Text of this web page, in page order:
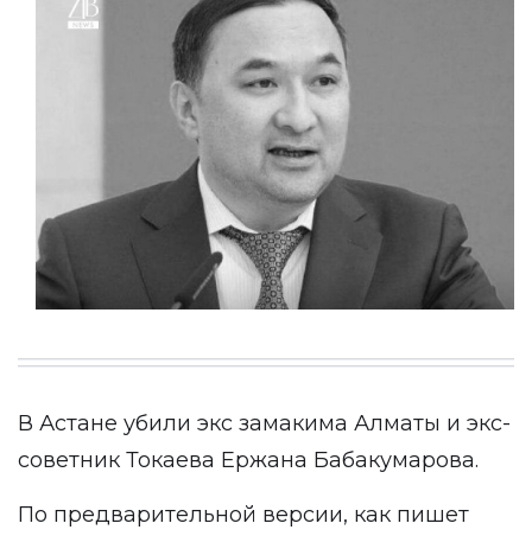
В Астане убили экс замакима Алматы и экс-
советник Токаева Ержана Бабакумарова.
По предварительной версии, как пишет